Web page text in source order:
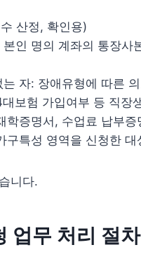
산정, 확인용)
인 명의 계좌의 통장사
자: 장애유형에 따른
보험 가입여부 등 직장
학증명서, 수업료 납부
구특성 영역을 신청한
니다.
업무 처리 절차